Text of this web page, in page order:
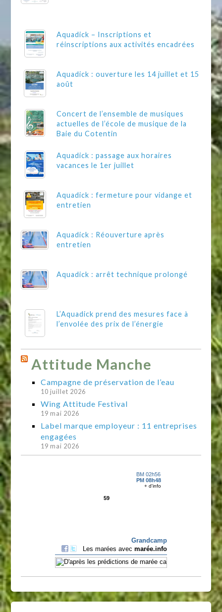
Aquadick – Inscriptions et
réinscriptions aux activités encadrées
Aquadick : ouverture les 14 juillet et 15
août
Concert de l’ensemble de musiques
actuelles de l’école de musique de la
Baie du Cotentin
Aquadick : passage aux horaires
vacances le 1er juillet
Aquadick : fermeture pour vidange et
entretien
Aquadick : Réouverture après
entretien
Aquadick : arrêt technique prolongé
L’Aquadick prend des mesures face à
l’envolée des prix de l’énergie
Attitude Manche
Campagne de préservation de l’eau
10 juillet 2026
Wing Attitude Festival
19 mai 2026
Label marque employeur : 11 entreprises
engagées
19 mai 2026